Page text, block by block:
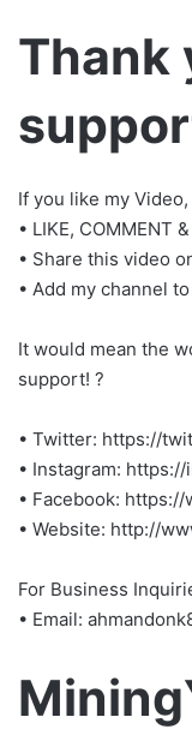
Thank
If you like my
• LIKE, COMMENT
• Share this video
• Add my channel
It would mean the
support! ?
• Twitter: https://
• Instagram:
• Facebook:
• Website: http://
For Business
• Email: